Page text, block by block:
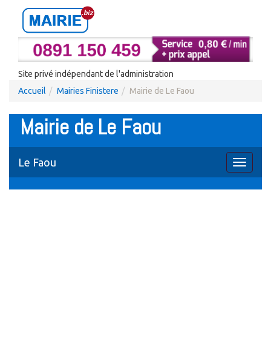
Site privé indépendant de l'administration
Accueil
Mairies Finistere Mairie de Le Faou
Mairie de Le Faou
Toggle
Le Faou